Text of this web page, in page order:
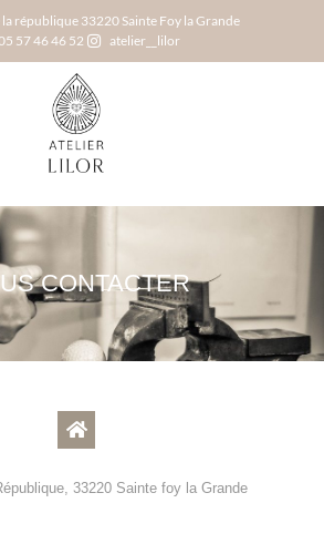
la république 33220 Sainte Foy la Grande
57 46 46 52
atelier__lilor
CONTACTER
33220 Sainte foy la Grande